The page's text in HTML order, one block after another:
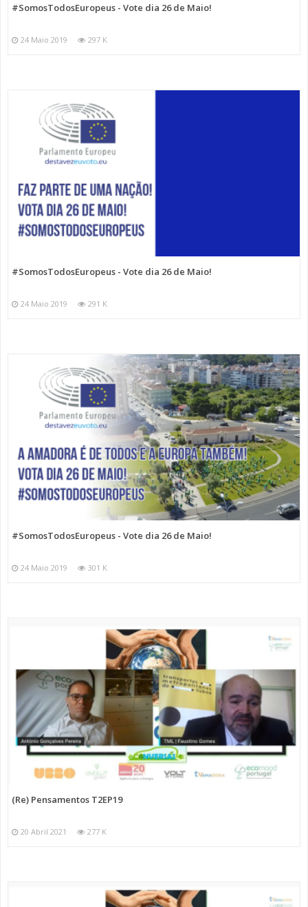
#SomosTodosEuropeus - Vote dia 26 de Maio!
24 Maio 2019 297 K
#SomosTodosEuropeus - Vote dia 26 de Maio!
24 Maio 2019 291 K
#SomosTodosEuropeus - Vote dia 26 de Maio!
24 Maio 2019 301 K
(Re) Pensamentos T2EP19
20 Abril 2021 277 K